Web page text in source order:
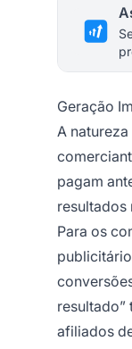
Geração
A
pagam
resultados
Para os
resultado”
afiliados